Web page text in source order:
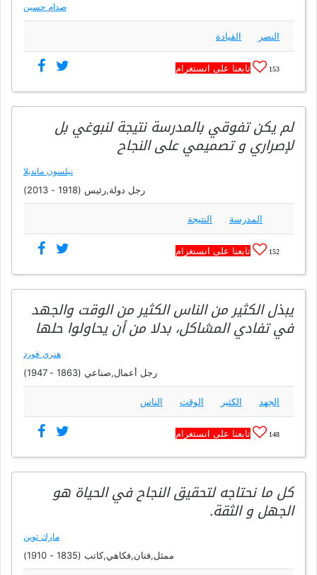
صدام حسين
النصر القيادة
153 تابعنا على انستغرام
لم يكن تفوقي بالمدرسة نتيجة لنبوغي بل
لإصراري و تصميمي على النجاح
نيلسون مانديلا
رجل دولة,رئيس (1918 - 2013)
المدرسة النتيجة
152 تابعنا على انستغرام
يبذل الكثير من الناس الكثير من الوقت والجهد
في تفادي المشاكل، بدلا من أن يحاولوا حلها
هنري فورد
رجل أعمال,صناعي (1863 - 1947)
الجهد الكثير الوقت الناس
148 تابعنا على انستغرام
كل ما نحتاجه لتحقيق النجاح في الحياة هو
الجهل و الثقة.
مارك توين
ممثل,فنان,فكاهي,كاتب (1835 - 1910)